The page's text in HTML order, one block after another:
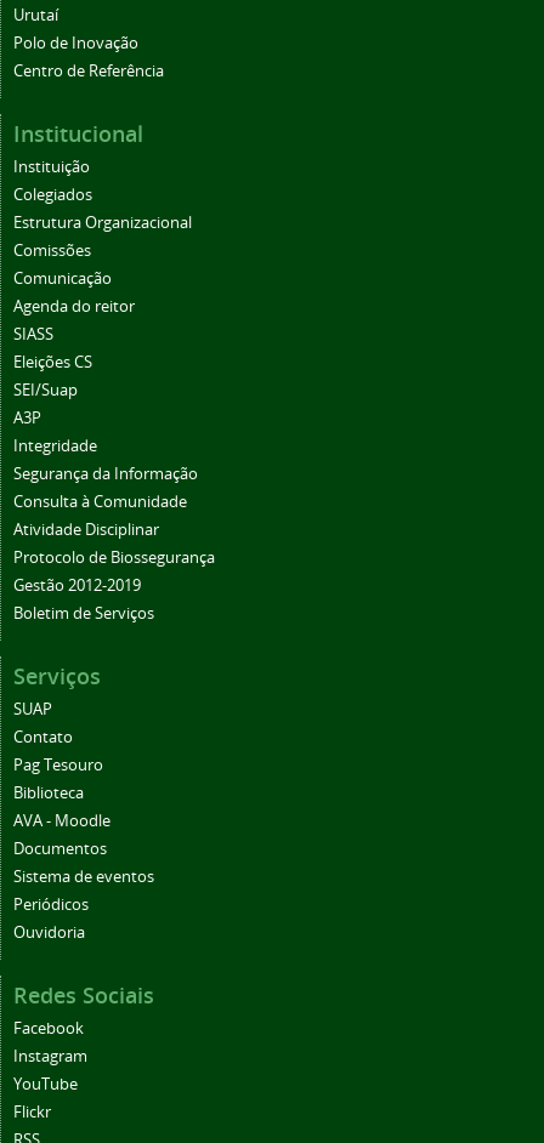
Urutaí
Polo de Inovação
Centro de Referência
Institucional
Instituição
Colegiados
Estrutura Organizacional
Comissões
Comunicação
Agenda do reitor
SIASS
Eleições CS
SEI/Suap
A3P
Integridade
Segurança da Informação
Consulta à Comunidade
Atividade Disciplinar
Protocolo de Biossegurança
Gestão 2012-2019
Boletim de Serviços
Serviços
SUAP
Contato
Pag Tesouro
Biblioteca
AVA - Moodle
Documentos
Sistema de eventos
Periódicos
Ouvidoria
Redes Sociais
Facebook
Instagram
YouTube
Flickr